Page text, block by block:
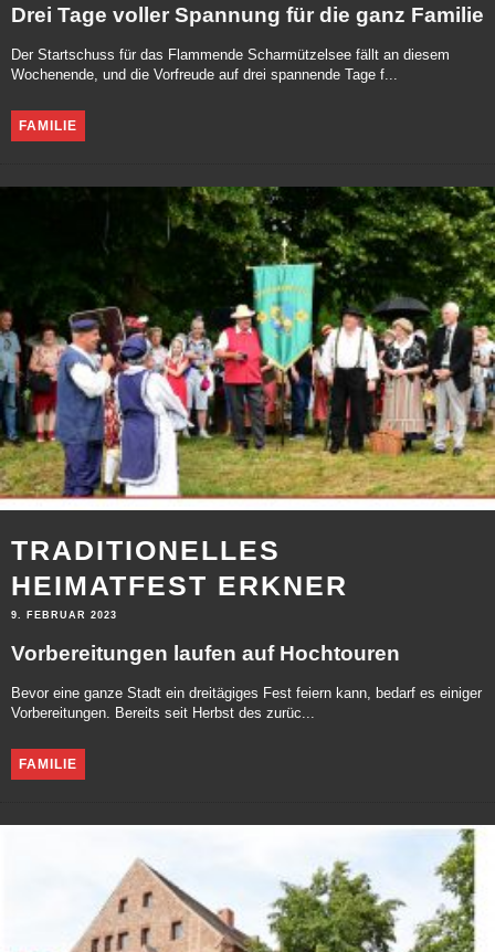
Drei Tage voller Spannung für die ganz Familie
Der Startschuss für das Flammende Scharmützelsee fällt an diesem
Wochenende, und die Vorfreude auf drei spannende Tage f...
FAMILIE
TRADITIONELLES
HEIMATFEST ERKNER
9. FEBRUAR 2023
Vorbereitungen laufen auf Hochtouren
Bevor eine ganze Stadt ein dreitägiges Fest feiern kann, bedarf es einiger
Vorbereitungen. Bereits seit Herbst des zurüc...
FAMILIE